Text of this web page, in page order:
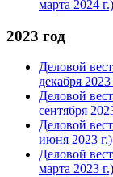
марта 2024 г.)
2023 год
Деловой
декабря 2023
Деловой
сентября
Деловой
июня 2023 г.)
Деловой
марта 2023 г.)